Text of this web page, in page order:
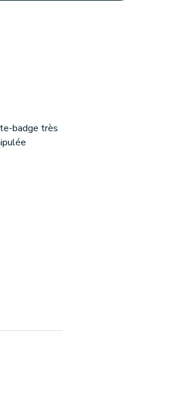
badge très